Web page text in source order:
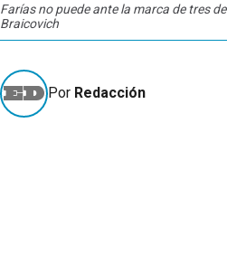
Farías no puede ante la marca de tres
Braicovich
Por Redacción